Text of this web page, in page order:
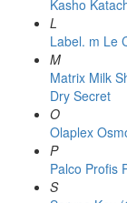
Kasho
L
Label. m Le
M
Matrix Milk
Dry Secret
O
Olaplex
P
Palco Profis
S